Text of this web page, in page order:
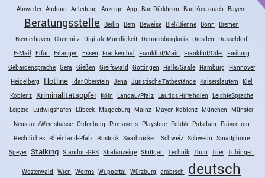
Ahrweiler Android Anleitung Anzeige App Bad Dürkheim Bad Kreuznach Bayern
Beratungsstelle Berlin Bern Beweise Biel/Bienne Bonn Bremen
Bremerhaven
Chemnitz Digitale Mündigkeit Donnersbergkreis Dresden
Düsseldorf
E-Mail
Erfurt Erlangen Essen Frankenthal Frankfurt/Main Frankfurt/Oder Freiburg
Gebärdensprache Gera Gießen Greifswald Göttingen Halle/Saale Hamburg Hannover
Heidelberg
Hotline Idar Oberstein Jena Juristische Tatbestände Kaiserslautern Kiel
Koblenz Kriminalitätsopfer Köln Landau/Pfalz Lautlos Hilfe holen LeichteSprache
Leipzig
Ludwigshafen Lübeck Magdeburg Mainz Mayen-Koblenz München
Münster
Neustadt/Weinstrasse Oldenburg Pirmasens Playstore Politik Potsdam Prävention
Rechtliches Rheinland-Pfalz Rostock Saarbrücken Schweiz Schwerin Smartphone
Speyer Stalking Standort-GPS Strafanzeige Stuttgart Technik Thun Trier Tübingen
Westerwald Wien Worms Wuppertal Würzburg arabisch deutsch